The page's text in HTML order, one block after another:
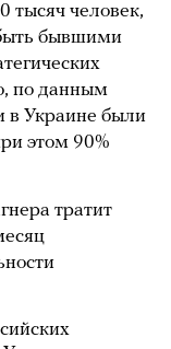
тысяч человек,
бывшими
по данным
в Украине были
этом 90%
тратит